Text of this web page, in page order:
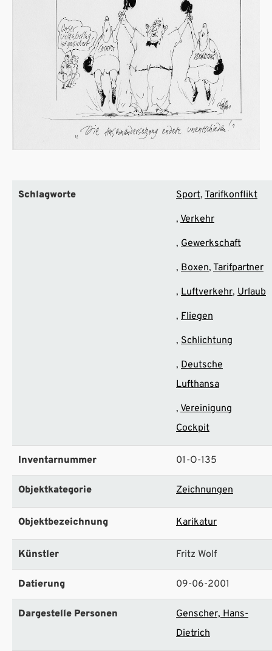
Schlagworte Sport Tarifkonflikt
Verkehr
Gewerkschaft
Boxen Tarifpartner
Luftverkehr Urlaub
Fliegen
Schlichtung
Deutsche
Lufthansa
Vereinigung
Cockpit
Inventarnummer 01-O-135
Objektkategorie Zeichnungen
Objektbezeichnung Karikatur
Künstler Fritz Wolf
Datierung 09-06-2001
Dargestelle Personen
Genscher, Hans-
Dietrich